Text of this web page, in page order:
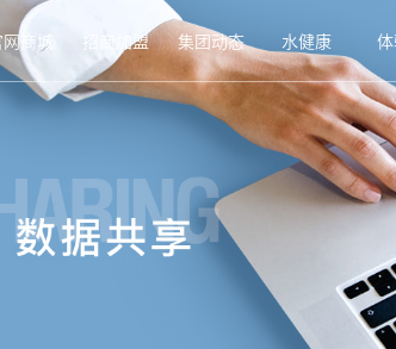
商城 招商加盟 集团动态 水健康